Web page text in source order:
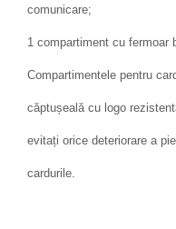
comunicare;
1 compartiment cu fermoar
Compartimentele pentru
căptușeală cu logo
evitați orice deteriorare a
cardurile.